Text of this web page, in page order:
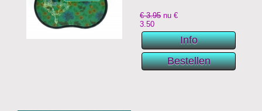
€ 3.95 nu €
3.50